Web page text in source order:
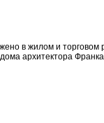
в жилом и
архитектора